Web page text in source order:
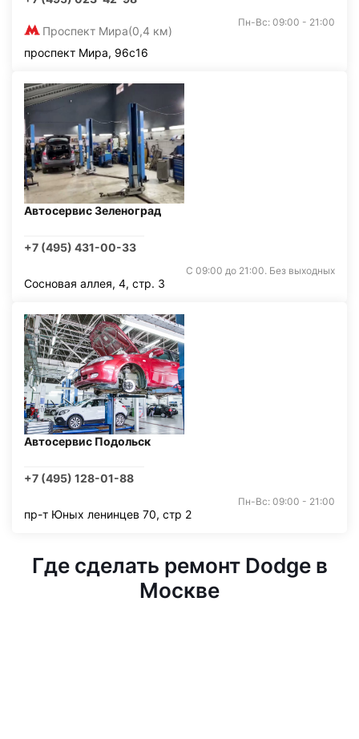
Проспект Мира(0,4 км)
Пн-Вс: 09:00 - 21:00
проспект Мира, 96с16
Автосервис Зеленоград
+7 (495) 431-00-33
С 09:00 до 21:00. Без выходных
Сосновая аллея, 4, стр. 3
Автосервис Подольск
+7 (495) 128-01-88
Пн-Вс: 09:00 - 21:00
пр-т Юных ленинцев 70, стр 2
Где сделать ремонт Dodge в
Москве